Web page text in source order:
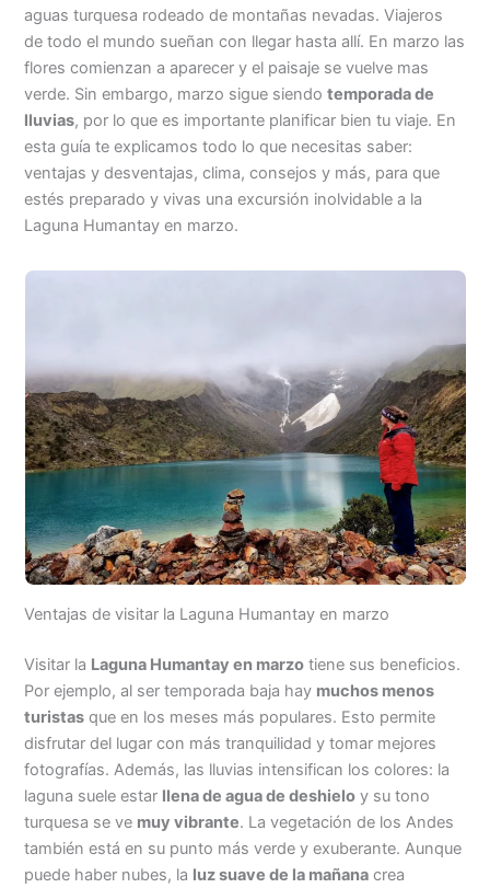
aguas turquesa rodeado de montañas nevadas. Viajeros
de todo el mundo sueñan con llegar hasta allí. En marzo las
flores comienzan a aparecer y el paisaje se vuelve mas
verde. Sin embargo, marzo sigue siendotemporada de
lluvias, por lo que es importante planificar bien tu viaje. En
esta guía te explicamos todo lo que necesitas saber:
ventajas y desventajas, clima, consejos y más, para que
estés preparado y vivas una excursión inolvidable a la
Laguna Humantay en marzo.
Ventajas de visitar la Laguna Humantay en marzo
Visitar la Laguna Humantay en marzo tiene sus beneficios.
Por ejemplo, al ser temporada baja hay muchos menos
turistas que en los meses más populares. Esto permite
disfrutar del lugar con más tranquilidad y tomar mejores
fotografías. Además, las lluvias intensifican los colores: la
laguna suele estar llena de agua de deshielo y su tono
turquesa se ve muy vibrante. La vegetación de los Andes
también está en su punto más verde y exuberante. Aunque
puede haber nubes, la luz suave de la mañana crea